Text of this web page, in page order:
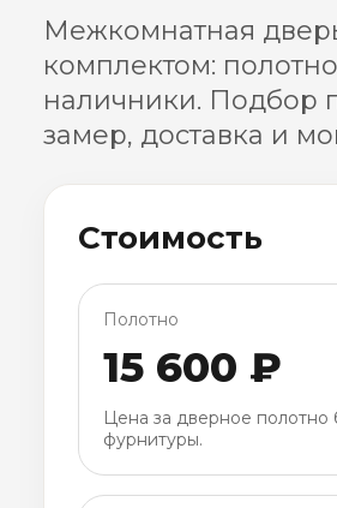
Межкомнатная
комплектом:
наличники. Подбор
замер, доставка и
Стоимость
Полотно
15 600 ₽
Цена за дверное полотно
фурнитуры.